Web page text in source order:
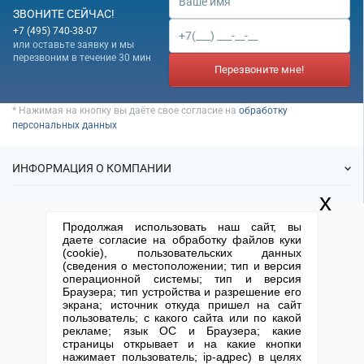
Под кредит
На УСН
С долгами
Для тендера
С НДС
С историей и оборотами
Готовые нулевые компании
Готовые фирмы по недвижимости
Готовые фирмы ЖКХ
Бухгалтерские компании
Проектные компании
Туристические фирмы
Регистрация МФО
Регистрация НКО
Регистрация предприятия
Внесение в реестр МФО
Услуга банкротства
Банкротство предприятия
Банкротство ООО
ЗВОНИТЕ СЕЙЧАС!
+7 (495) 740-38-07
или оставьте заявку и мы
перезвоним в течение 30 мин
Перезвоните мне!
* Нажимая на кнопку вы даёте свое согласие на обработку
персональных данных
ИНФОРМАЦИЯ О КОМПАНИИ
Спецпредложения
Готовые фирмы
Продажа фирм
Регистрация
Ликвидация
Регистрация изменений
Юридические адреса
КОНТАКТНАЯ ИНФОРМАЦИЯ
+7 (495) 740-38-07
(По Москве)
mail@1-urist.ru
Спросить у юриста
Москва, ул. Сущевский вал,
дом 5, стр. 3
Продолжая использовать наш сайт, вы
даете согласие на обработку файлов куки
(cookie), пользовательских данных
(сведения о местоположении; тип и версия
операционной системы; тип и версия
Браузера; тип устройства и разрешение его
экрана; источник откуда пришел на сайт
пользователь; с какого сайта или по какой
рекламе; язык ОС и Браузера; какие
страницы открывает и на какие кнопки
нажимает пользователь; ip-адрес) в целях
x